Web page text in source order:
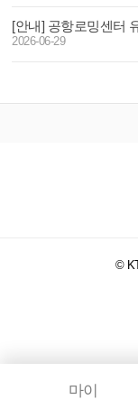
2026-06-29
©
마이